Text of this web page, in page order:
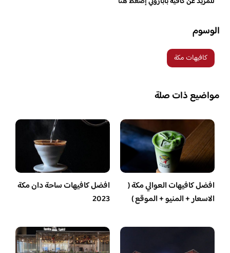
الوسوم
كافيهات مكة
مواضيع ذات صلة
افضل كافيهات العوالي مكة (
الاسعار + المنيو + الموقع )
افضل كافيهات ساحة دان مكة
2023